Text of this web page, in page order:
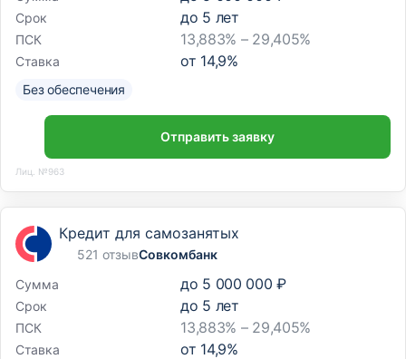
Срок до 5 лет
ПСК 13,883% – 29,405%
Ставка от 14,9%
Без обеспечения
Отправить заявку
Лиц. №963
Кредит для самозанятых
521 отзывСовкомбанк
Сумма
до 5 000 000 ₽
Срок до 5 лет
ПСК 13,883% – 29,405%
Ставка от 14,9%